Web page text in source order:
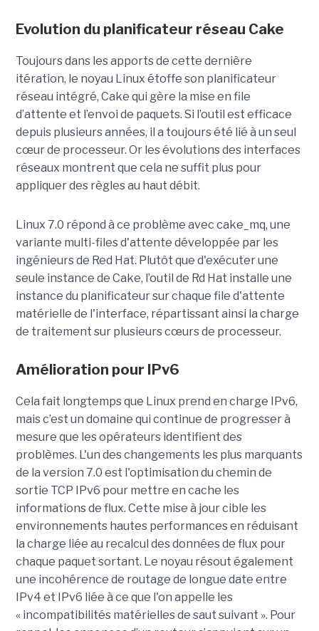
Evolution du planificateur réseau Cake
Toujours dans les apports de cette dernière
itération, le noyau Linux étoffe son planificateur
réseau intégré, Cake qui gère la mise en file
d’attente et l’envoi de paquets. Si l’outil est efficace
depuis plusieurs années, il a toujours été lié à un seul
cœur de processeur. Or les évolutions des interfaces
réseaux montrent que cela ne suffit plus pour
appliquer des règles au haut débit.
Linux 7.0 répond à ce problème avec cake_mq, une
variante multi-files d'attente développée par les
ingénieurs de Red Hat. Plutôt que d'exécuter une
seule instance de Cake, l’outil de Rd Hat installe une
instance du planificateur sur chaque file d'attente
matérielle de l'interface, répartissant ainsi la charge
de traitement sur plusieurs cœurs de processeur.
Amélioration pour IPv6
Cela fait longtemps que Linux prend en charge IPv6,
mais c’est un domaine qui continue de progresser à
mesure que les opérateurs identifient des
problèmes. L'un des changements les plus marquants
de la version 7.0 est l'optimisation du chemin de
sortie TCP IPv6 pour mettre en cache les
informations de flux. Cette mise à jour cible les
environnements hautes performances en réduisant
la charge liée au recalcul des données de flux pour
chaque paquet sortant. Le noyau résout également
une incohérence de routage de longue date entre
IPv4 et IPv6 liée à ce que l'on appelle les
« incompatibilités matérielles de saut suivant ». Pour